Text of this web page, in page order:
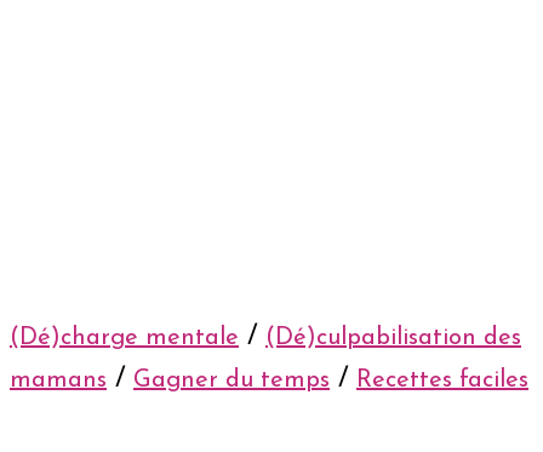
(Dé)charge mentale / (Dé)culpabilisation des
mamans / Gagner du temps / Recettes faciles